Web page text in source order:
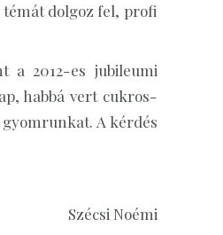
témát dolgoz fel, profi
a 2012-es jubileumi
habbá vert cukros-
A kérdés
Szécsi Noémi